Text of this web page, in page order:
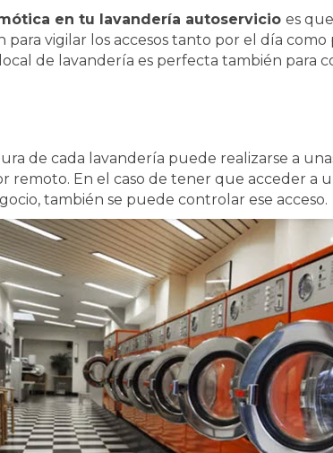
en tu lavandería autoservicio es
para vigilar los accesos tanto por el día
de lavandería es perfecta también para
de cada lavandería puede realizarse a
remoto. En el caso de tener que acceder a
también se puede controlar ese acceso.